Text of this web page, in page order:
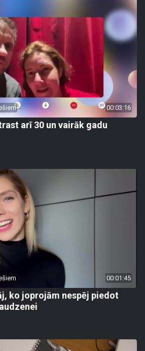
00:03:16
arī 30 un vairāk gadu
00:01:45
ko joprojām nespēj piedot